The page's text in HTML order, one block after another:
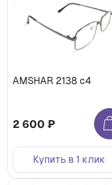
AMSHAR 2138 c4
2 600 ₽
Купить в 1 клик